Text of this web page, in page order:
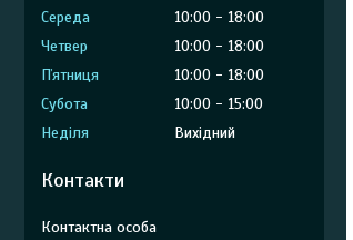
Середа
10:00
18:00
Четвер
10:00
18:00
Пʼятниця
10:00
18:00
Субота
10:00
15:00
Неділя
Вихідний
Контакти